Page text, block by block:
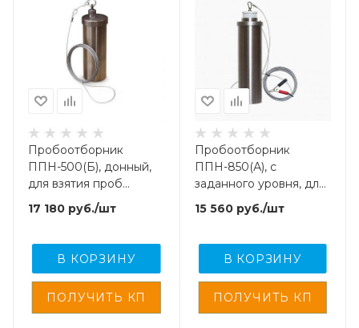
Пробоотборник
ППН-500(Б), донный,
для взятия проб
нефтепродуктов и
спец. Жидкостей
17 180 руб./шт
В КОРЗИНУ
Пробоотборник
ППН-850(А), с
заданного уровня, для
взятия проб легких
нефти, масел и светлых
15 560руб./шт
В КОРЗИНУ